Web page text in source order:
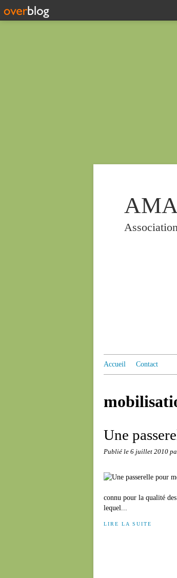
Accueil Contact
Une
Publié le 6 juillet 2010
connu pour la qualité
lequel...
LIRE LA SUITE